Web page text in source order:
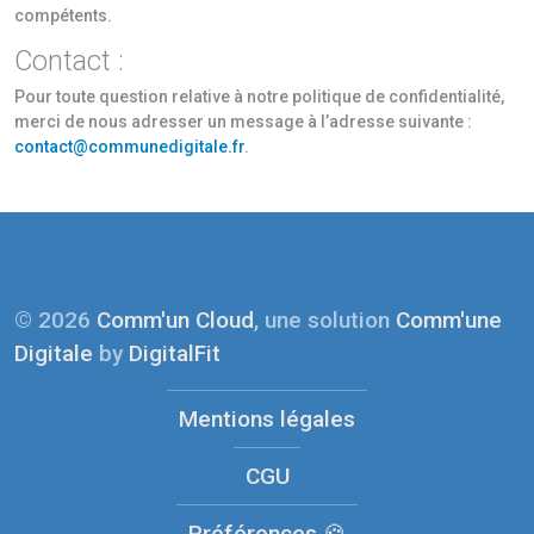
compétents.
Contact :
Pour toute question relative à notre politique de confidentialité,
merci de nous adresser un message à l’adresse suivante :
contact@communedigitale.fr.
© 2026 Comm'un Cloud, une solution Comm'une
Digitale by DigitalFit
Mentions légales
CGU